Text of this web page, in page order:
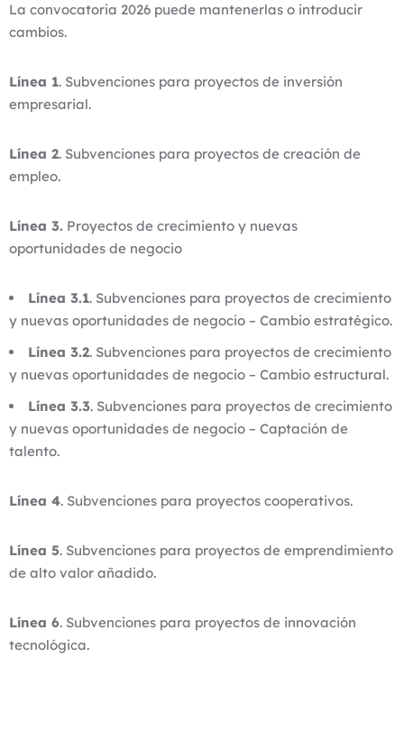
La convocatoria 2026 puede mantenerlas o introducir
cambios.
Línea 1. Subvenciones para proyectos de inversión
empresarial.
Línea 2. Subvenciones para proyectos de creación de
empleo.
Línea 3. Proyectos de crecimiento y nuevas
oportunidades de negocio
Línea 3.1. Subvenciones para proyectos de crecimiento
y nuevas oportunidades de negocio – Cambio estratégico.
Línea 3.2. Subvenciones para proyectos de crecimiento
y nuevas oportunidades de negocio – Cambio estructural.
Línea 3.3. Subvenciones para proyectos de crecimiento
y nuevas oportunidades de negocio – Captación de
talento.
Línea 4. Subvenciones para proyectos cooperativos.
Línea 5. Subvenciones para proyectos de emprendimiento
de alto valor añadido.
Línea 6. Subvenciones para proyectos de innovación
tecnológica.